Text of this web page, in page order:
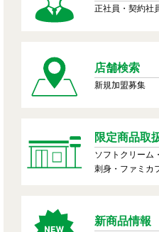
正社員・契約社
店舗検索
新規加盟募集
限定商品取
ソフトクリーム
刺身・ファミカ
新商品情報